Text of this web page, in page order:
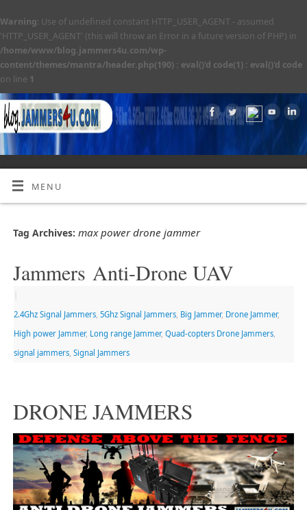
Warning: Use of undefined constant HTTP_USER_AGENT - assumed
'HTTP_USER_AGENT' (this will throw an Error in a future version of PHP) in
/home/www/blog.jammers4u.com/wp-
content/themes/mantra/header.php(190) : eval()'d code(1) : eval()'d code
on line 1
MENU
Tag Archives: max power drone jammer
Jammers Anti-Drone UAV
2.4Ghz Signal Jammers, 5Ghz Signal Jammers, Big Jammer, Drone Jammer,
High power Jammer, Long range Jammer, Quad-copters Drone Jammers,
signal jammers, Signal Jammers
DRONE JAMMERS